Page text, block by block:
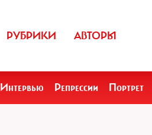
РУБРИКИ АВТОРЫ
Интервью Репрессии Портрет